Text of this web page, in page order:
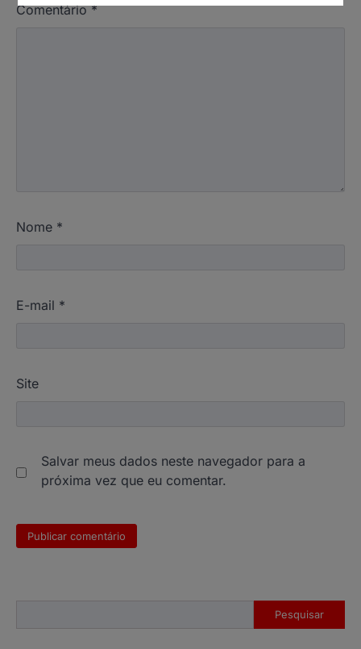
Comentário*
Nome *
E-mail *
Site
Salvar meus dados neste navegador para a
próxima vez que eu comentar.
Pesquisar